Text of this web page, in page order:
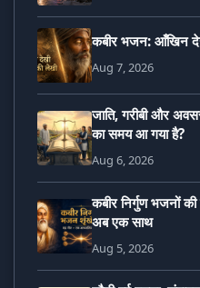
कबीर भजन: आँखिन
Aug 7, 2026
जाति, गरीबी और
का समय आ गया है?
Aug 6, 2026
कबीर निर्गुण भजनों
अब एक साथ
Aug 5, 2026